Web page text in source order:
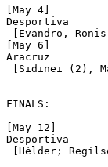
[May 4]
Desportiva	  3-2  Botafogo
[Evandro,
[May 6]
Aracruz		  4-2  Real Noroeste
[Sidinei (2),
FINALS:
[May 12]
Desportiva	  1-1  Aracruz
[Hélder;